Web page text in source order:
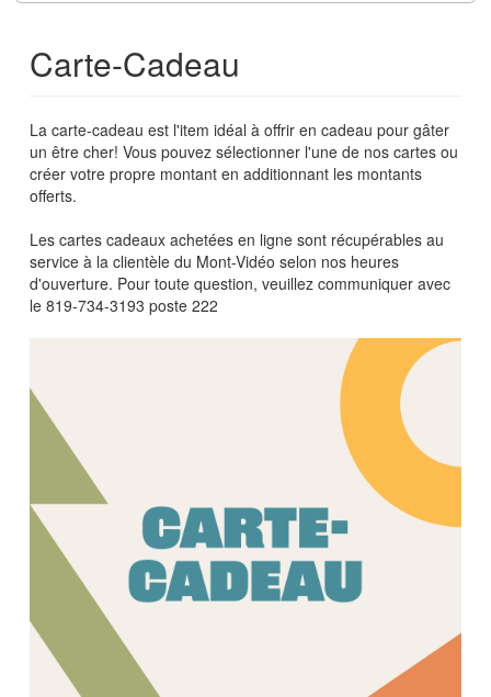
Carte-Cadeau
La carte-cadeau est l'item idéal à offrir en cadeau pour gâter
un être cher! Vous pouvez sélectionner l'une de nos cartes ou
créer votre propre montant en additionnant les montants
offerts.
Les cartes cadeaux achetées en ligne sont récupérables au
service à la clientèle du Mont-Vidéo selon nos heures
d'ouverture. Pour toute question, veuillez communiquer avec
le 819-734-3193 poste 222